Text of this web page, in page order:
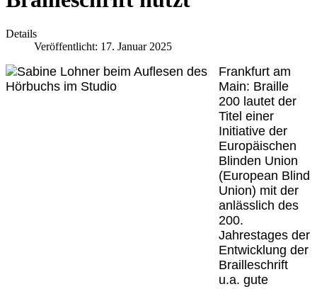
Details
Veröffentlicht: 17. Januar 2025
Frankfurt am
Main: Braille
200 lautet der
Titel einer
Initiative der
Europäischen
Blinden Union
(European Blind
Union) mit der
anlässlich des
200.
Jahrestages der
Entwicklung der
Brailleschrift
u.a. gute